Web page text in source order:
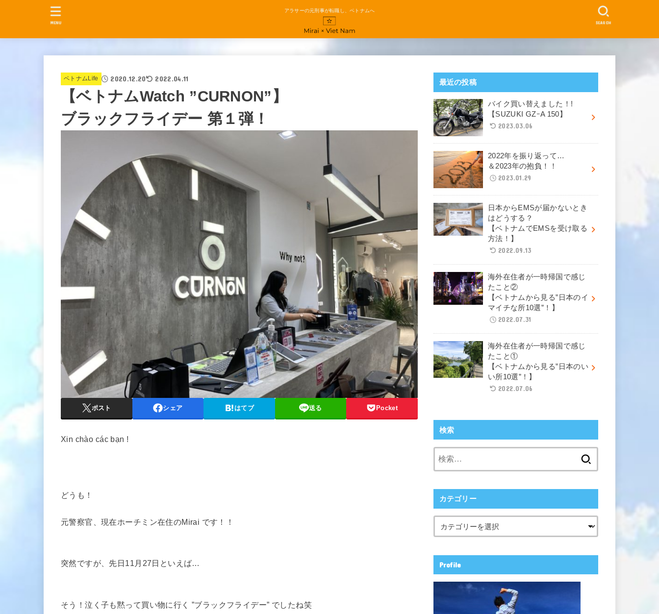
アラサーの元刑事が転職し、ベトナムへ
SEARCH
MENU
ベトナムLife 2020.12.20 2022.04.11
【ベトナムWatch ”CURNON”】
ブラックフライデー 第１弾！
ポスト シェア はてブ 送る Pocket
Xin chào các bạn !
どうも！
元警察官、現在ホーチミン在住のMirai です！！
突然ですが、先日11月27日といえば…
そう！泣く子も黙って買い物に行く ”ブラックフライデー” でしたね笑
最近の投稿
バイク買い替えました！!
【SUZUKI GZｰA 150】
2023.03.06
2022年を振り返って…
＆2023年の抱負！！
2023.01.29
日本からEMSが届かないとき
はどうする？
【ベトナムでEMSを受け取る
方法！】
2022.09.13
海外在住者が一時帰国で感じ
たこと②
【ベトナムから見る”日本のイ
マイチな所10選”！】
2022.07.31
海外在住者が一時帰国で感じ
たこと①
【ベトナムから見る”日本のい
い所10選”！】
2022.07.06
検索
カテゴリー
Profile